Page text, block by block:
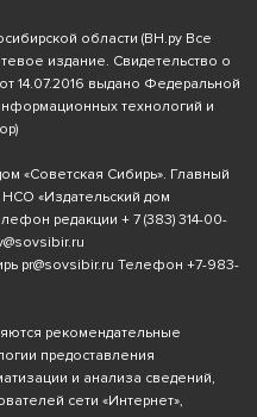
области (ВН.ру Все
издание. Свидетельство о
14.07.2016 выдано Федеральной
технологий и
«Советская Сибирь». Главный
НСО «Издательский дом
редакции + 7 (383) 314-00-
pr@sovsibir.ru Телефон +7-983-
рекомендательные
предоставления
и анализа сведений,
сети «Интернет»,